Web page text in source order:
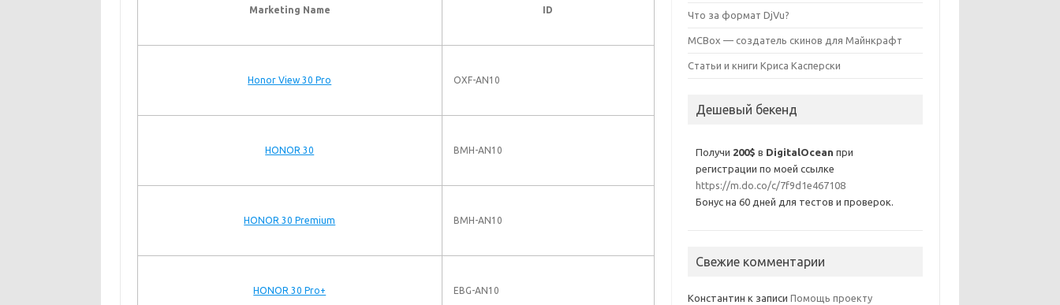
Marketing Name ID
Honor View 30 Pro OXF-AN10
HONOR 30 BMH-AN10
HONOR 30 Premium BMH-AN10
HONOR 30 Pro+ EBG-AN10
Что за формат DjVu?
MCBox — создатель скинов для Майнкрафт
Статьи и книги Криса Касперски
Дешевый бекенд
Получи 200$ в DigitalOcean при
регистрации по моей ссылке
https://m.do.co/c/7f9d1e467108
Бонус на 60 дней для тестов и проверок.
Свежие комментарии
Константин к записиПомощь проекту